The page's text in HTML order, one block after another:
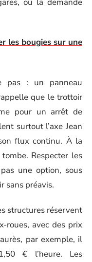
les bougies sur une
pas : un panneau
que le trottoir
pour un arrêt de
surtout l’axe Jean
flux continu. À la
Respecter les
une option, sous
sans préavis.
structures réservent
roues, avec des prix
par exemple, il
€ l’heure. Les